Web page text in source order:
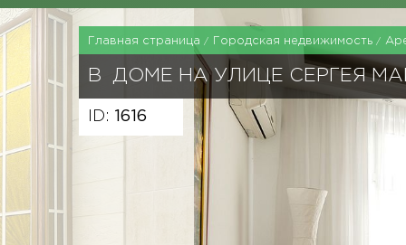
Главная страница Городская недвижимость
В ДОМЕ НА УЛИЦЕ СЕРГЕЯ
ID: 1616